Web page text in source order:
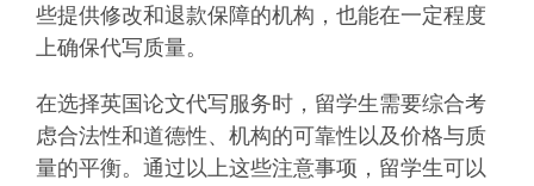
些提供修改和退款保障的机构，也能在一定程度
上确保代写质量。
在选择英国论文代写服务时，留学生需要综合考
虑合法性和道德性、机构的可靠性以及价格与质
量的平衡。通过以上这些注意事项，留学生可以